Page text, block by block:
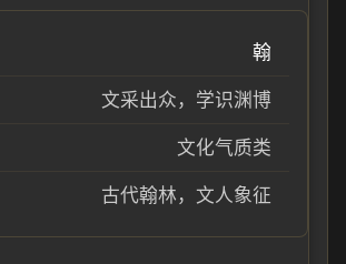
翰
文采出众，学识渊博
文化气质类
古代翰林，文人象征